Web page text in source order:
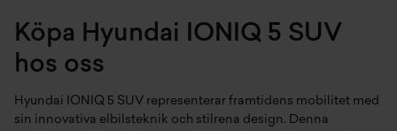
Köpa Hyundai IONIQ 5 SUV
hos oss
Hyundai IONIQ 5 SUV representerar framtidens mobilitet med
sin innovativa elbilsteknik och stilrena design. Denna